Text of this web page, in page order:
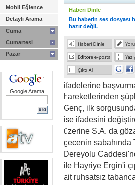
Mobil Eğlence
Detaylı Arama
Cuma
Cumartesi
Pazar
Google Arama
Haberi Dinle
Bu haberin ses dosyası
hazır değil.
ifadelerine
hareketlerinden
Genç, ilk
ise ifadesini
üzerine S.A. da
gecenin sabahında
Dereyolu
ile Hayriye Ergin'i
ait ruhsatsız